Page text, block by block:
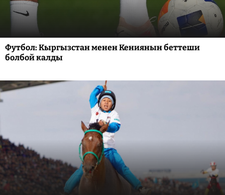
Футбол: Кыргызстан менен Кениянын беттеши
болбой калды